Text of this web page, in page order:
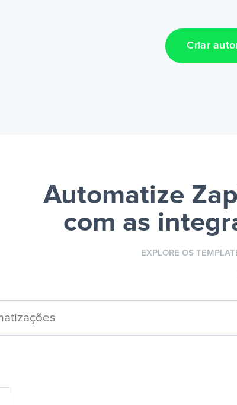
Criar
Automatize
com as
EXPLORE OS